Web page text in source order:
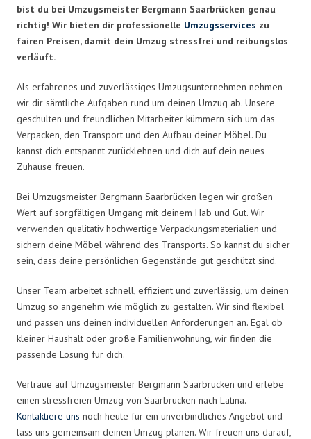
bist du bei Umzugsmeister Bergmann Saarbrücken genau
richtig! Wir bieten dir professionelle Umzugsservices zu
fairen Preisen, damit dein Umzug stressfrei und reibungslos
verläuft.
Als erfahrenes und zuverlässiges Umzugsunternehmen nehmen
wir dir sämtliche Aufgaben rund um deinen Umzug ab. Unsere
geschulten und freundlichen Mitarbeiter kümmern sich um das
Verpacken, den Transport und den Aufbau deiner Möbel. Du
kannst dich entspannt zurücklehnen und dich auf dein neues
Zuhause freuen.
Bei Umzugsmeister Bergmann Saarbrücken legen wir großen
Wert auf sorgfältigen Umgang mit deinem Hab und Gut. Wir
verwenden qualitativ hochwertige Verpackungsmaterialien und
sichern deine Möbel während des Transports. So kannst du sicher
sein, dass deine persönlichen Gegenstände gut geschützt sind.
Unser Team arbeitet schnell, effizient und zuverlässig, um deinen
Umzug so angenehm wie möglich zu gestalten. Wir sind flexibel
und passen uns deinen individuellen Anforderungen an. Egal ob
kleiner Haushalt oder große Familienwohnung, wir finden die
passende Lösung für dich.
Vertraue auf Umzugsmeister Bergmann Saarbrücken und erlebe
einen stressfreien Umzug von Saarbrücken nach Latina.
Kontaktiere uns noch heute für ein unverbindliches Angebot und
lass uns gemeinsam deinen Umzug planen. Wir freuen uns darauf,